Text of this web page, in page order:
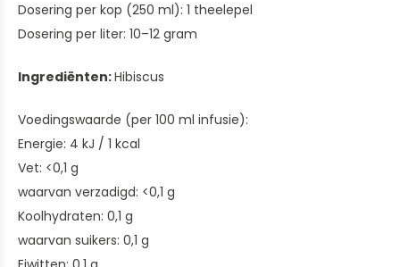
Dosering per kop (250 ml): 1 theelepel
Dosering per liter: 10–12 gram
Ingrediënten:Hibiscus
Voedingswaarde (per 100 ml infusie):
Energie: 4 kJ / 1 kcal
Vet: <0,1 g
waarvan verzadigd: <0,1 g
Koolhydraten: 0,1 g
waarvan suikers: 0,1 g